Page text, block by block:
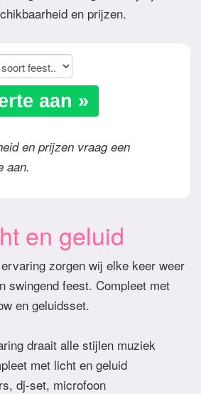
en prijzen.
aan »
en prijzen vraag een
aan.
en geluid
zorgen wij elke keer weer
swingend feest. Compleet met
en geluidsset.
draait alle stijlen muziek
met licht en geluid
dj-set, microfoon